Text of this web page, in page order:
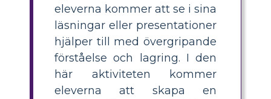
eleverna kommer att se i sina
läsningar eller presentationer
hjälper till med övergripande
förståelse och lagring. I den
här aktiviteten kommer
eleverna att skapa en